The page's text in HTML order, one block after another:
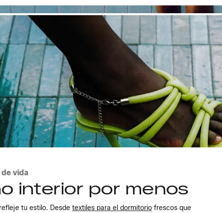
vida
interior por menos
tu estilo. Desde textiles para el dormitorio frescos que